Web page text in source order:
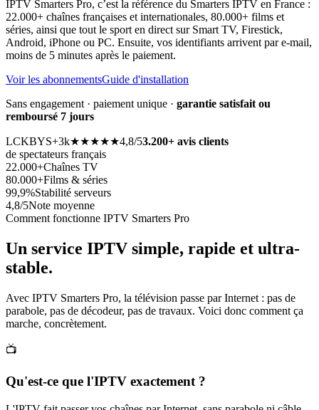
IPTV Smarters Pro, c’est la référence du Smarters IPTV en France :
22.000+ chaînes françaises et internationales, 80.000+ films et
séries, ainsi que tout le sport en direct sur Smart TV, Firestick,
Android, iPhone ou PC. Ensuite, vos identifiants arrivent par e-mail,
moins de 5 minutes après le paiement.
Voir les abonnementsGuide d'installation
Sans engagement · paiement unique · garantie satisfait ou
remboursé 7 jours
LCKBYS+3k★★★★★4,8/53.200+ avis clients
de spectateurs français
22.000+Chaînes TV
80.000+Films & séries
99,9%Stabilité serveurs
4,8/5Note moyenne
Comment fonctionne IPTV Smarters Pro
Un service IPTV simple, rapide et ultra-
stable.
Avec IPTV Smarters Pro, la télévision passe par Internet : pas de
parabole, pas de décodeur, pas de travaux. Voici donc comment ça
marche, concrètement.
📺
Qu'est-ce que l'IPTV exactement ?